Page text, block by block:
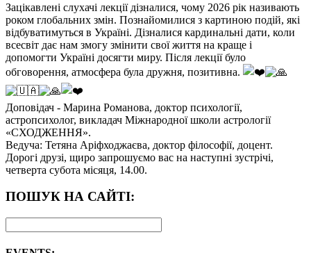
Зацікавлені слухачі лекції дізналися, чому 2026 рік називають
роком глобальних змін. Познайомилися з картиною подій, які
відбуватимуться в Україні. Дізналися кардинальні дати, коли
всесвіт дає нам змогу змінити свої життя на краще і
допомогти Україні досягти миру. Після лекції було
обговорення, атмосфера була дружня, позитивна.
Доповідач - Марина Романова, доктор психології,
астропсихолог, викладач Міжнародної школи астрології
«СХОДЖЕННЯ».
Ведуча: Тетяна Аріфходжаєва, доктор філософії, доцент.
Дорогі друзі, щиро запрошуємо вас на наступні зустрічі,
четверта субота місяця, 14.00.
ПОШУК НА САЙТІ: